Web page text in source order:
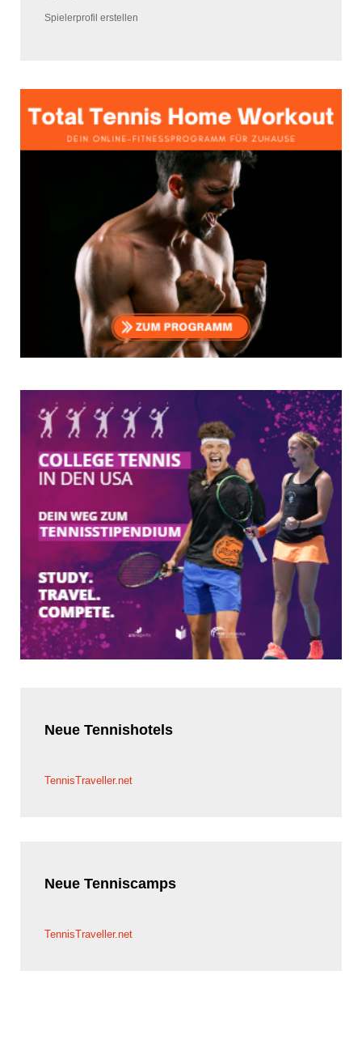
Spielerprofil erstellen
Neue Tennishotels
TennisTraveller.net
Neue Tenniscamps
TennisTraveller.net